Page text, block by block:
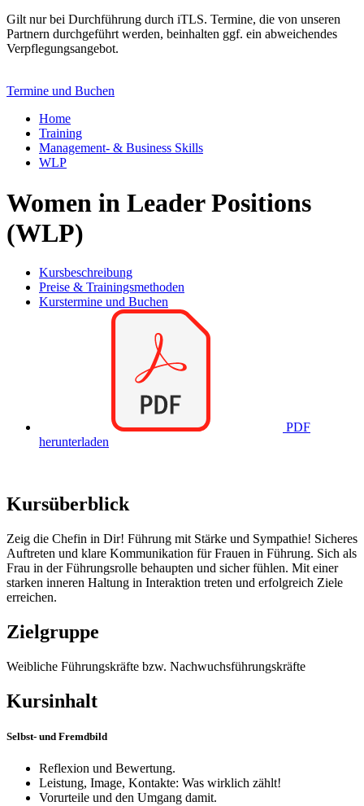
Gilt nur bei Durchführung durch iTLS. Termine, die von unseren
Partnern durchgeführt werden, beinhalten ggf. ein abweichendes
Verpflegungsangebot.
Termine und Buchen
Home
Training
Management- & Business Skills
WLP
Women in Leader Positions
(WLP)
Kursbeschreibung
Preise & Trainingsmethoden
Kurstermine und Buchen
PDF
herunterladen
Kursüberblick
Zeig die Chefin in Dir! Führung mit Stärke und Sympathie! Sicheres
Auftreten und klare Kommunikation für Frauen in Führung. Sich als
Frau in der Führungsrolle behaupten und sicher fühlen. Mit einer
starken inneren Haltung in Interaktion treten und erfolgreich Ziele
erreichen.
Zielgruppe
Weibliche Führungskräfte bzw. Nachwuchsführungskräfte
Kursinhalt
Selbst- und Fremdbild
Reflexion und Bewertung.
Leistung, Image, Kontakte: Was wirklich zählt!
Vorurteile und den Umgang damit.